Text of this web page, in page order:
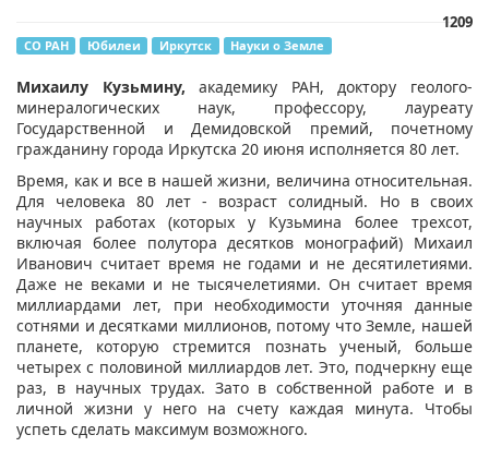
1209
СО РАН Юбилеи Иркутск Науки о Земле
Михаилу Кузьмину, академику РАН, доктору геолого-
минералогических наук, профессору, лауреату
Государственной и Демидовской премий, почетному
гражданину города Иркутска 20 июня исполняется 80 лет.
Время, как и все в нашей жизни, величина относительная.
Для человека 80 лет - возраст солидный. Но в своих
научных работах (которых у Кузьмина более трехсот,
включая более полутора десятков монографий) Михаил
Иванович считает время не годами и не десятилетиями.
Даже не веками и не тысячелетиями. Он считает время
миллиардами лет, при необходимости уточняя данные
сотнями и десятками миллионов, потому что Земле, нашей
планете, которую стремится познать ученый, больше
четырех с половиной миллиардов лет. Это, подчеркну еще
раз, в научных трудах. Зато в собственной работе и в
личной жизни у него на счету каждая минута. Чтобы
успеть сделать максимум возможного.